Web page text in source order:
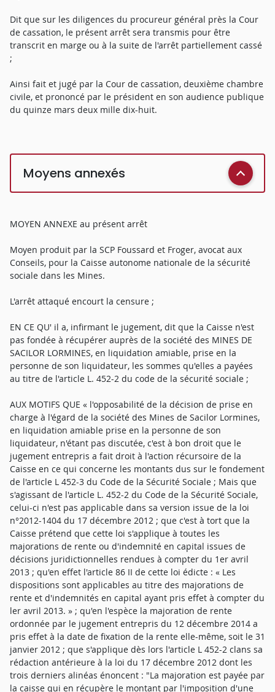
Dit que sur les diligences du procureur général près la Cour
de cassation, le présent arrêt sera transmis pour être
transcrit en marge ou à la suite de l'arrêt partiellement cassé
;
Ainsi fait et jugé par la Cour de cassation, deuxième chambre
civile, et prononcé par le président en son audience publique
du quinze mars deux mille dix-huit.
Moyens annexés
MOYEN ANNEXE au présent arrêt
Moyen produit par la SCP Foussard et Froger, avocat aux
Conseils, pour la Caisse autonome nationale de la sécurité
sociale dans les Mines.
L'arrêt attaqué encourt la censure ;
EN CE QU' il a, infirmant le jugement, dit que la Caisse n'est
pas fondée à récupérer auprès de la société des MINES DE
SACILOR LORMINES, en liquidation amiable, prise en la
personne de son liquidateur, les sommes qu'elles a payées
au titre de l'article L. 452-2 du code de la sécurité sociale ;
AUX MOTIFS QUE « l'opposabilité de la décision de prise en
charge à l'égard de la société des Mines de Sacilor Lormines,
en liquidation amiable prise en la personne de son
liquidateur, n'étant pas discutée, c'est à bon droit que le
jugement entrepris a fait droit à l'action récursoire de la
Caisse en ce qui concerne les montants dus sur le fondement
de l'article L 452-3 du Code de la Sécurité Sociale ; Mais que
s'agissant de l'article L. 452-2 du Code de la Sécurité Sociale,
celui-ci n'est pas applicable dans sa version issue de la loi
n°2012-1404 du 17 décembre 2012 ; que c'est à tort que la
Caisse prétend que cette loi s'applique à toutes les
majorations de rente ou d'indemnité en capital issues de
décisions juridictionnelles rendues à compter du 1er avril
2013 ; qu'en effet l'article 86 II de cette loi édicte : « Les
dispositions sont applicables au titre des majorations de
rente et d'indemnités en capital ayant pris effet à compter du
ler avril 2013. » ; qu'en l'espèce la majoration de rente
ordonnée par le jugement entrepris du 12 décembre 2014 a
pris effet à la date de fixation de la rente elle-même, soit le 31
janvier 2012 ; que s'applique dès lors l'article L 452-2 clans sa
rédaction antérieure à la loi du 17 décembre 2012 dont les
trois derniers alinéas énoncent : "La majoration est payée par
la caisse qui en récupère le montant par l'imposition d'une